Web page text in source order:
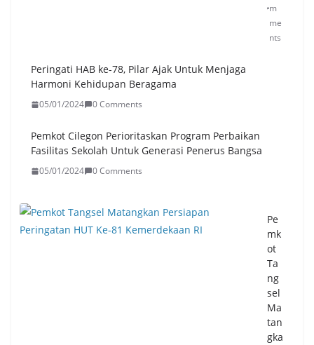
m
me
nts
Peringati HAB ke-78, Pilar Ajak Untuk Menjaga
Harmoni Kehidupan Beragama
05/01/2024 0 Comments
Pemkot Cilegon Perioritaskan Program Perbaikan
Fasilitas Sekolah Untuk Generasi Penerus Bangsa
05/01/2024 0 Comments
Pe
mk
ot
Ta
ng
sel
Ma
tan
gka